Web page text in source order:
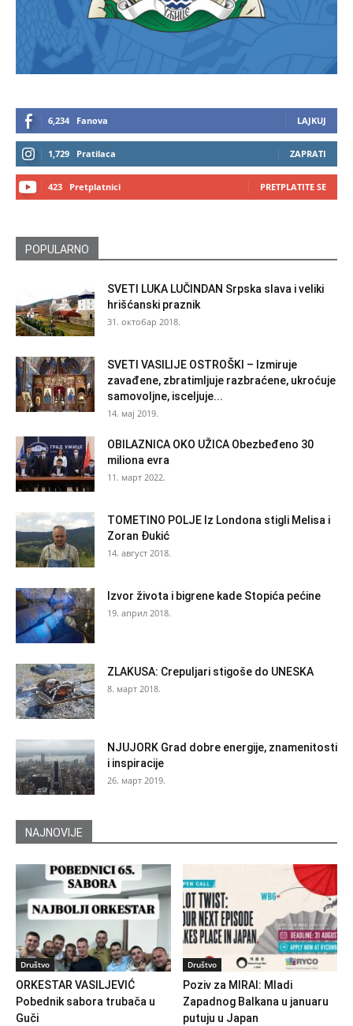
6,234 Fanova LAJKUJ
1,729 Pratilaca ZAPRATI
423 Pretplatnici PRETPLATITE SE
POPULARNO
SVETI LUKA LUČINDAN Srpska slava i veliki
hrišćanski praznik
31. октобар 2018.
SVETI VASILIJE OSTROŠKI – Izmiruje
zavađene, zbratimljuje razbraćene, ukroćuje
samovoljne, isceljuje...
14. мај 2019.
OBILAZNICA OKO UŽICA Obezbeđeno 30
miliona evra
11. март 2022.
TOMETINO POLJE Iz Londona stigli Melisa i
Zoran Đukić
14. август 2018.
Izvor života i bigrene kade Stopića pećine
19. април 2018.
ZLAKUSA: Crepuljari stigoše do UNESKA
8. март 2018.
NJUJORK Grad dobre energije, znamenitosti
i inspiracije
26. март 2019.
NAJNOVIJE
Društvo
ORKESTAR VASILJEVIĆ
Pobednik sabora trubača u
Guči
Društvo
Poziv za MIRAI: Mladi
Zapadnog Balkana u januaru
putuju u Japan